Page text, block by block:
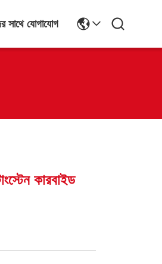
সাথে যোগাযোগ
কারবাইড